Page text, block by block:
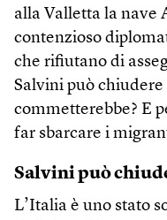
alla Valletta la nave
contenzioso
che rifiutano di
Salvini può
commetterebbe? E
far sbarcare i
Salvini può
L’Italia è uno stato